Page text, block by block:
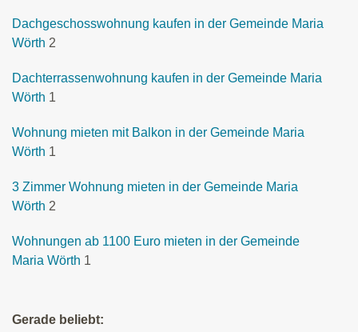
Dachgeschosswohnung kaufen in der Gemeinde Maria
Wörth 2
Dachterrassenwohnung kaufen in der Gemeinde Maria
Wörth 1
Wohnung mieten mit Balkon in der Gemeinde Maria
Wörth 1
3 Zimmer Wohnung mieten in der Gemeinde Maria
Wörth 2
Wohnungen ab 1100 Euro mieten in der Gemeinde
Maria Wörth 1
Gerade beliebt: